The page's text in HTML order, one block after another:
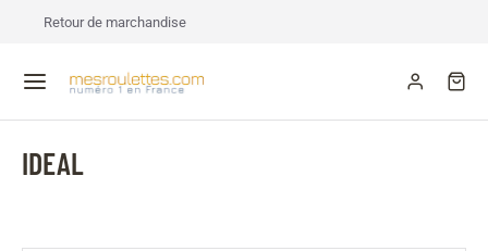
Retour de marchandise
IDEAL